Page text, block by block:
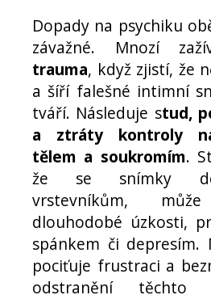
Dopady na psychiku
závažné. Mnozí
trauma, když zjistí, že
a šíří falešné intimní
tváří. Následuje stud,
a ztráty kontroly
tělem a soukromím.
že se snímky
vrstevníkům,
dlouhodobé úzkosti,
spánkem či depresím.
pociťuje frustraci a
odstranění těchto